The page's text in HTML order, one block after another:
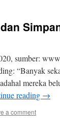
sumber:
“Banyak
mereka
reading →
a comment